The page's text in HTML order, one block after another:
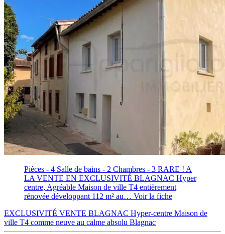
Pièces - 4 Salle de bains - 2 Chambres - 3 RARE ! A
LA VENTE EN EXCLUSIVITÉ BLAGNAC Hyper
centre, Agréable Maison de ville T4 entièrement
rénovée développant 112 m² au… Voir la fiche
EXCLUSIVITÉ VENTE BLAGNAC Hyper-centre Maison de
ville T4 comme neuve au calme absolu Blagnac